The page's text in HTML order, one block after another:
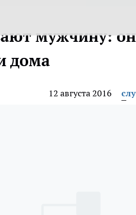
мужчину:
дома
12 августа 2016